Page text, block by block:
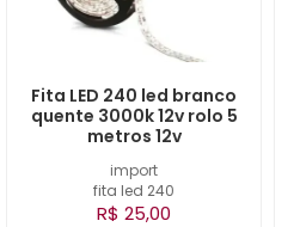
import
fita led 240
Fita LED 240 led branco
quente 3000k 12v rolo 5
metros 12v
R$ 25,00